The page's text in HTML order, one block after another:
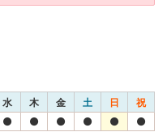
水 木 金 土 日 祝